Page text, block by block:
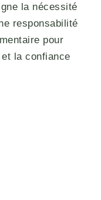
la nécessité
responsabilité
pour
la confiance